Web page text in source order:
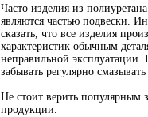
Часто изделия из
являются частью подвески.
сказать, что все изделия
характеристик обычным
неправильной эксплуатации.
забывать регулярно
Не стоит верить популярным
продукции.